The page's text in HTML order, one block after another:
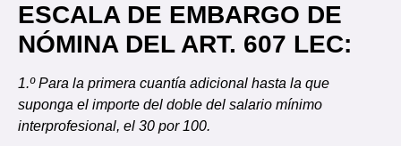
ESCALA DE EMBARGO DE
NÓMINA DEL ART. 607 LEC:
1.º Para la primera cuantía adicional hasta la que
suponga el importe del doble del salario mínimo
interprofesional, el 30 por 100.